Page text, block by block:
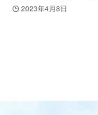
2023年4月8日